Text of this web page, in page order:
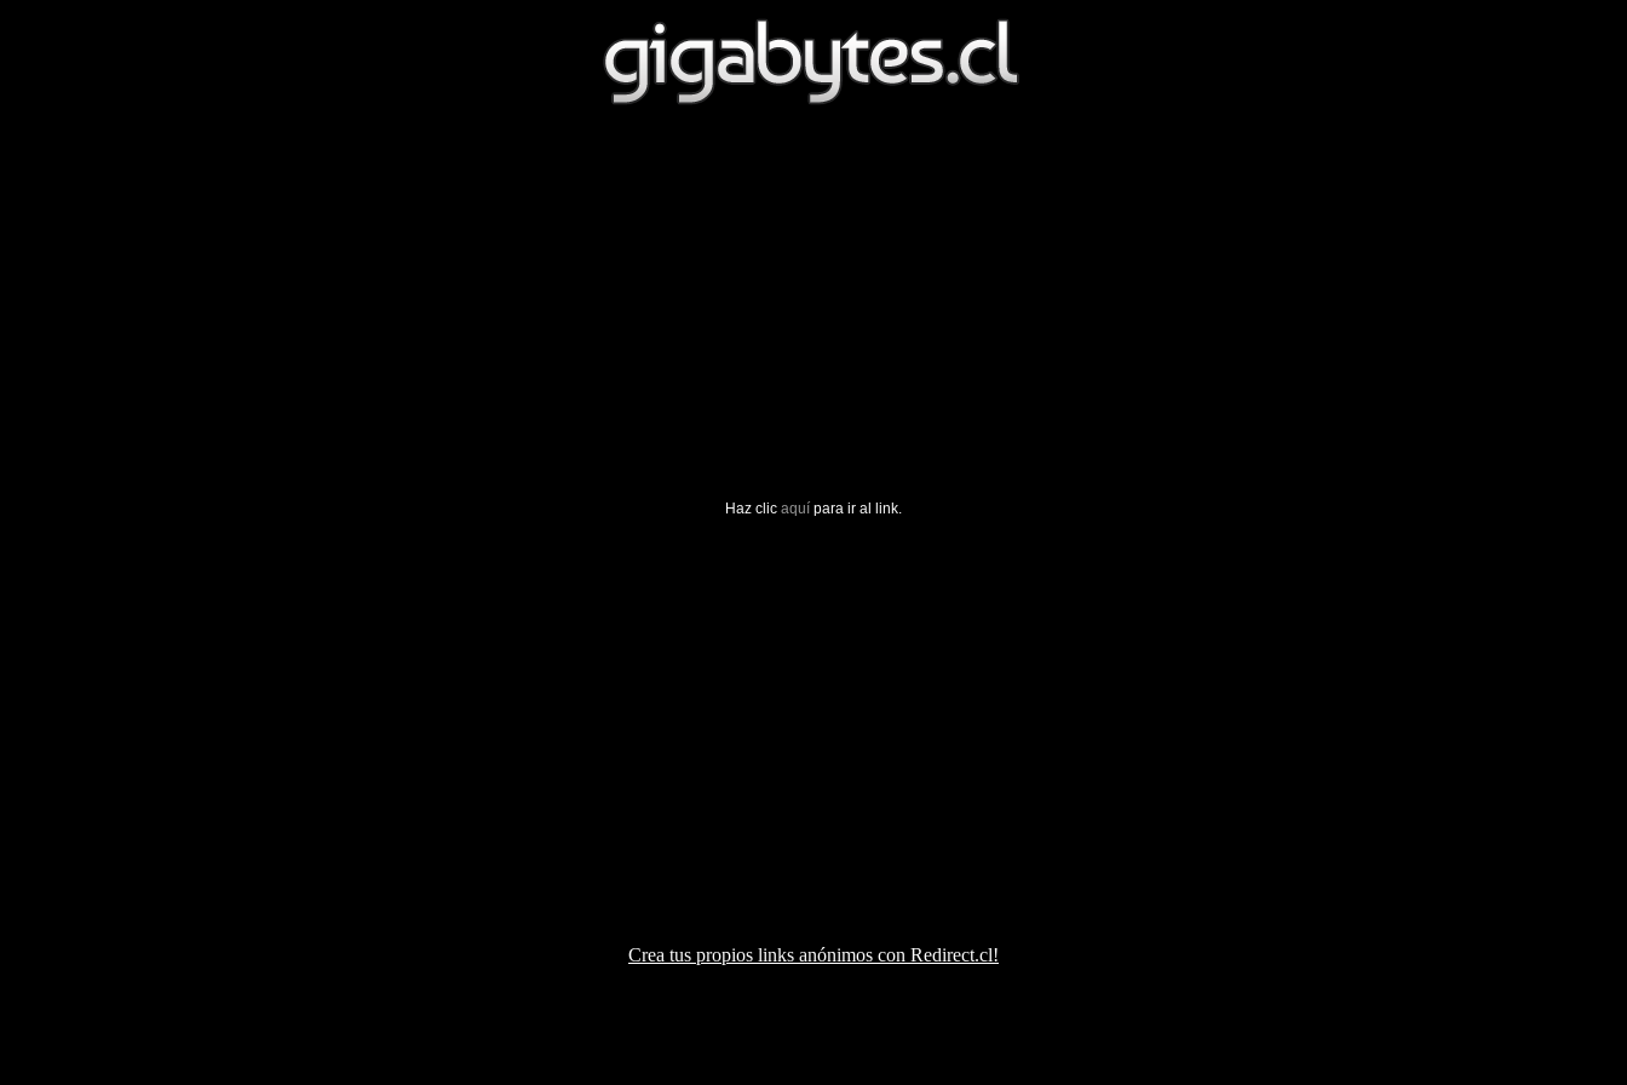
Haz clic aquí para ir al link.
Crea tus propios links anónimos con Redirect.cl!